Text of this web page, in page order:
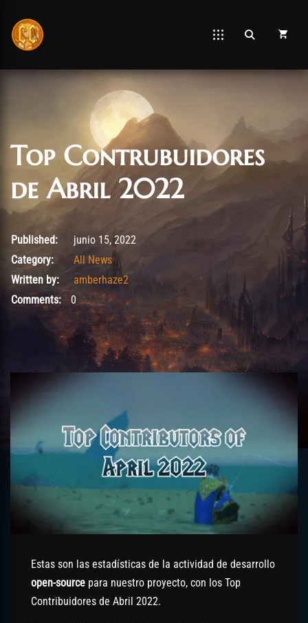
Top Contrubuidores
de Abril 2022
junio 15, 2022
Published:
junio 15, 2022
Category:
All News
Written by:
amberhaze2
Comments:0
Estas son las estadísticas de la actividad de desarrollo
open-source para nuestro proyecto, con los Top
Contribuidores de Abril 2022.